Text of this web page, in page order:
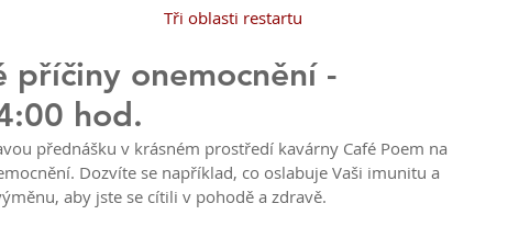
Tři oblasti restartu
příčiny onemocnění -
hod.
Dozvíte se například, co oslabuje Vaši imunitu a
aby jste se cítili v pohodě a zdravě.